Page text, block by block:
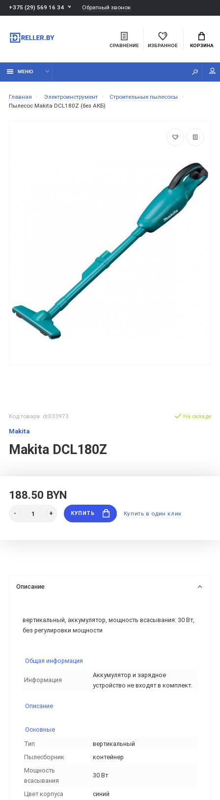
+375 (29) 569 16 34 Обратный звонок
СРАВНЕНИЕ ИЗБРАННОЕ КОРЗИНА
МЕНЮ
Главная Электроинструмент
Строительные пылесосы
Пылесос Makita DCL180Z (без АКБ)
Код товара: dr033973
Makita
Makita DCL180Z
На складе
188.50 BYN
КУПИТЬ Купить в один клик
Описание
вертикальный, аккумулятор, мощность всасывания: 30 Вт,
без регулировки мощности
Общая информация
Информация
Аккумулятор и зарядное
устройство не входят в комплект.
Описание
Основные
Тип
вертикальный
Пылесборник
контейнер
Мощность
всасывания
30 Вт
Цвет корпуса синий